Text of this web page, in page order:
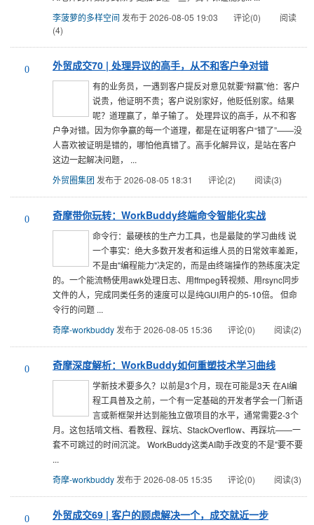
李菠萝的多样空间 发布于 2026-08-05 19:03 评论(0)
阅读
(4)
0 外贸成交70 | 处理异议的高手，从不和客户争对错
有的业务员，一遇到客户提反对意见就要“辩赢”他：客户
说贵，他证明不贵；客户说别家好，他贬低别家。结果
呢？道理赢了，单子输了。 处理异议的高手，从不和客
户争对错。因为你争赢的每一个道理，都是在证明客户“错了”——没
人喜欢被证明是错的，哪怕他真错了。高手化解异议，是站在客户
这边一起解决问题， ...
外贸圈集团 发布于 2026-08-05 18:31 评论(2) 阅读(3)
0 奇摩带你玩转：WorkBuddy终端命令智能化实战
命令行：最硬核的生产力工具，也是最陡的学习曲线 说
一个事实：绝大多数开发者和运维人员的日常效率差距，
不是由"编程能力"决定的，而是由终端操作的熟练度决定
的。一个能流畅使用awk处理日志、用ffmpeg转视频、用rsync同步
文件的人，完成同类任务的速度可以是纯GUI用户的5-10倍。 但命
令行的问题 ...
奇摩-workbuddy 发布于 2026-08-05 15:36 评论(0) 阅读(2)
0 奇摩深度解析：WorkBuddy如何重塑技术学习曲线
学新技术要多久？以前是3个月，现在可能是3天 在AI编
程工具普及之前，一个有一定基础的开发者学会一门新语
言或新框架并达到能独立做项目的水平，通常需要2-3个
月。这包括啃文档、看教程、踩坑、StackOverflow、再踩坑——一
套不可跳过的时间沉淀。 WorkBuddy这类AI助手改变的不是"要不要
...
奇摩-workbuddy 发布于 2026-08-05 15:35 评论(0) 阅读(3)
0 外贸成交69 | 客户的顾虑解决一个，成交就近一步